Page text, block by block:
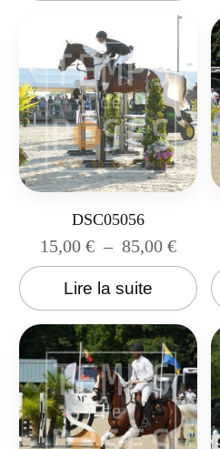
DSC05056
15,00 € – 85,00 €
Lire la suite